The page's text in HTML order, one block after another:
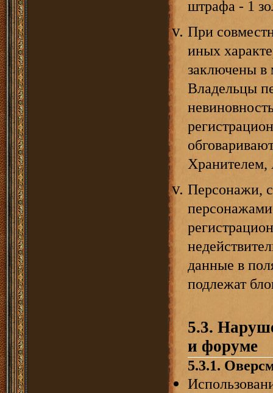
штрафа - 1
При
иных
заключены в
Владельцы
Хранителем,
Персонажи,
персонажами
данные в
подлежат
5.3.
и форуме
5.3.1.